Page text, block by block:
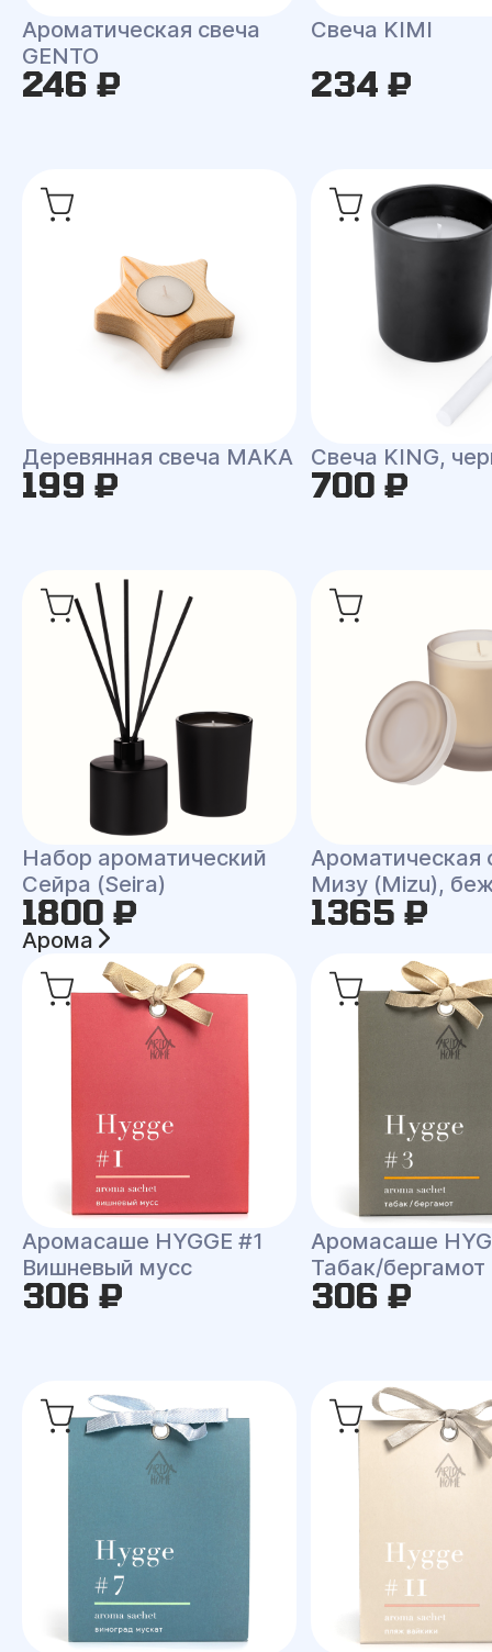
Ароматическая свеча
GENTO
246 ₽
Свеча KIMI
234 ₽
Деревянная свеча MAKA
199 ₽
Свеча KING,
700 ₽
Набор ароматический
Сейра (Seira)
1800 ₽
Ароматическая
Мизу (Mizu),
1365 ₽
Арома
Аромасаше HYGGE #1
Вишневый мусс
306 ₽
Аромасаше
Табак/бергамот
306 ₽